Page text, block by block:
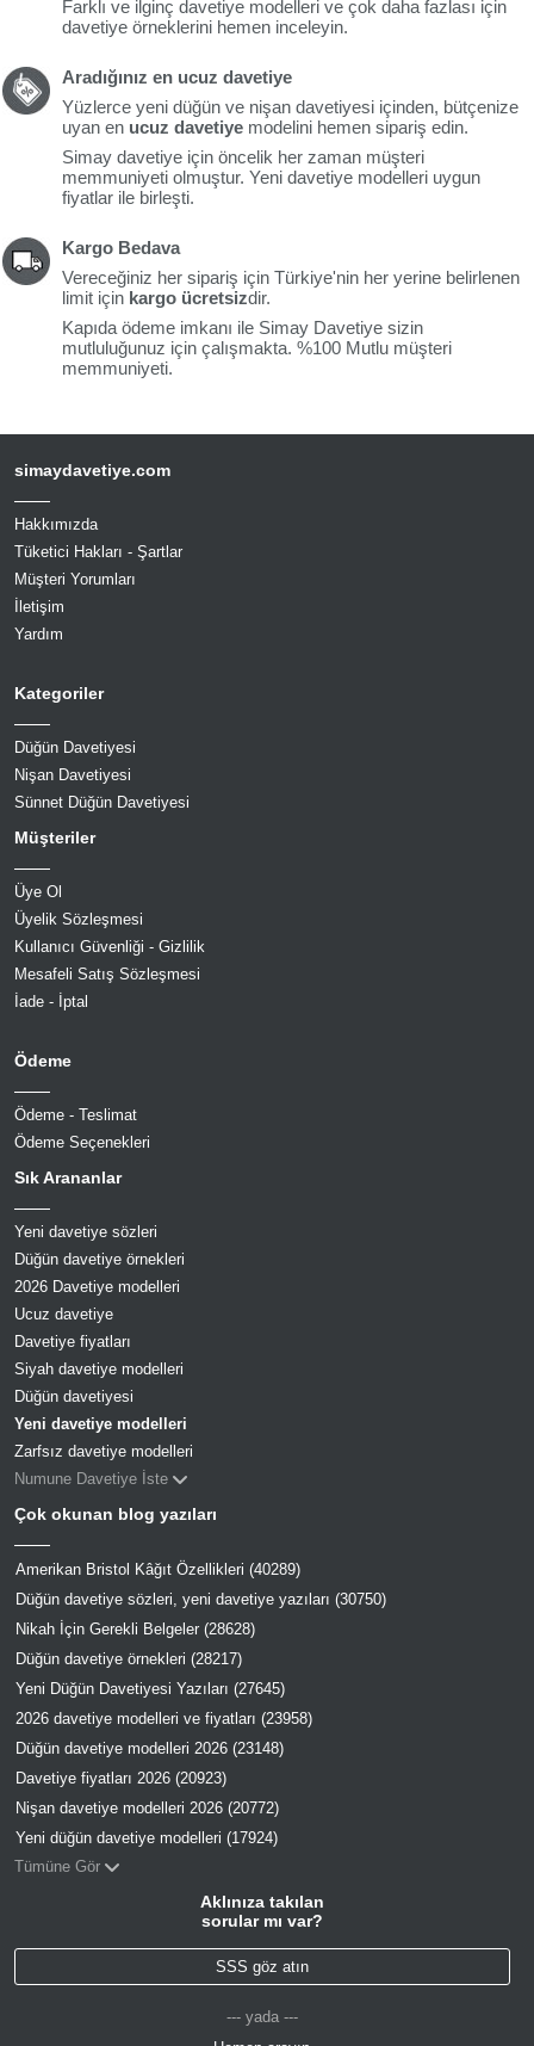
Farklı ve ilginç davetiye modelleri ve çok daha fazlası için
davetiye örneklerini hemen inceleyin.
Aradığınız en ucuz davetiye
Yüzlerce yeni düğün ve nişan davetiyesi içinden, bütçenize
uyan en ucuz davetiye modelini hemen sipariş edin.
Simay davetiye için öncelik her zaman müşteri
memmuniyeti olmuştur. Yeni davetiye modelleri uygun
fiyatlar ile birleşti.
Kargo Bedava
Vereceğiniz her sipariş için Türkiye'nin her yerine belirlenen
limit için kargo ücretsizdir.
Kapıda ödeme imkanı ile Simay Davetiye sizin
mutluluğunuz için çalışmakta. %100 Mutlu müşteri
memmuniyeti.
simaydavetiye.com
Hakkımızda
Tüketici Hakları - Şartlar
Müşteri Yorumları
İletişim
Yardım
Kategoriler
Düğün Davetiyesi
Nişan Davetiyesi
Sünnet Düğün Davetiyesi
Müşteriler
Üye Ol
Üyelik Sözleşmesi
Kullanıcı Güvenliği - Gizlilik
Mesafeli Satış Sözleşmesi
İade - İptal
Ödeme
Ödeme - Teslimat
Ödeme Seçenekleri
Sık Arananlar
Yeni davetiye sözleri
Düğün davetiye örnekleri
2026 Davetiye modelleri
Ucuz davetiye
Davetiye fiyatları
Siyah davetiye modelleri
Düğün davetiyesi
Yeni davetiye modelleri
Zarfsız davetiye modelleri
Numune Davetiye İste
Çok okunan blog yazıları
Amerikan Bristol Kâğıt Özellikleri (40289)
Düğün davetiye sözleri, yeni davetiye yazıları (30750)
Nikah İçin Gerekli Belgeler (28628)
Düğün davetiye örnekleri (28217)
Yeni Düğün Davetiyesi Yazıları (27645)
2026 davetiye modelleri ve fiyatları (23958)
Düğün davetiye modelleri 2026 (23148)
Davetiye fiyatları 2026 (20923)
Nişan davetiye modelleri 2026 (20772)
Yeni düğün davetiye modelleri (17924)
Tümüne Gör
Aklınıza takılan
sorular mı var?
SSS göz atın
--- yada ---